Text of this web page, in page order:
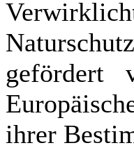
gefördert
ihrer